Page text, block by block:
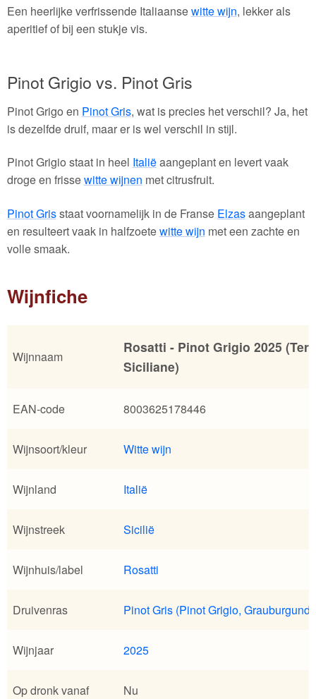
Een heerlijke verfrissende Italiaansewitte wijn, lekker als
aperitief of bij een stukje vis.
Pinot Grigio vs. Pinot Gris
Pinot Grigo en Pinot Gris, wat is precies het verschil? Ja, het
is dezelfde druif, maar er is wel verschil in stijl.
Pinot Grigio staat in heel Italiëaangeplant en levert vaak
droge en frissewitte wijnen met citrusfruit.
Pinot Grisstaat voornamelijk in de Franse Elzasaangeplant
en resulteert vaak in halfzoetewitte wijn met een zachte en
volle smaak.
Wijnfiche
Wijnnaam
Rosatti - Pinot Grigio 2025
Siciliane)
EAN-code 8003625178446
Wijnsoort/kleur Witte wijn
Wijnland Italië
Wijnstreek Sicilië
Wijnhuis/label Rosatti
Druivenras Pinot Gris (Pinot Grigio,
Wijnjaar 2025
Op dronk vanaf Nu